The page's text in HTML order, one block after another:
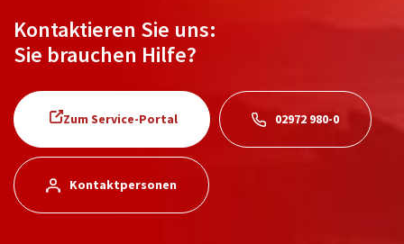
Kontaktieren Sie uns:
Sie brauchen Hilfe?
Zum Service-Portal 02972 980-0
Kontaktpersonen